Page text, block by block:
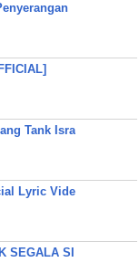
Tank Isra
Lyric Vide
SEGALA SI